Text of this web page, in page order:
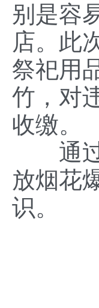
别是容
店。此
祭祀用
竹，对
收缴。
通过
放烟花
识。